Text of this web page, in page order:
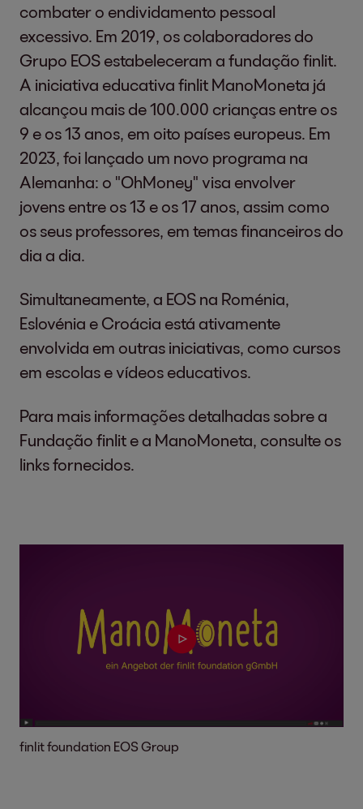
combater o endividamento pessoal
excessivo. Em 2019, os colaboradores do
Grupo EOS estabeleceram a fundação finlit.
A iniciativa educativa finlit ManoMoneta já
alcançou mais de 100.000 crianças entre os
9 e os 13 anos, em oito países europeus. Em
2023, foi lançado um novo programa na
Alemanha: o "OhMoney" visa envolver
jovens entre os 13 e os 17 anos, assim como
os seus professores, em temas financeiros do
dia a dia.
Simultaneamente, a EOS na Roménia,
Eslovénia e Croácia está ativamente
envolvida em outras iniciativas, como cursos
em escolas e vídeos educativos.
Para mais informações detalhadas sobre a
Fundação finlit e a ManoMoneta, consulte os
links fornecidos.
finlit foundation EOS Group